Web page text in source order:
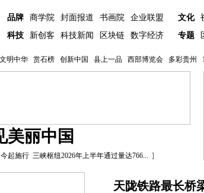
品牌 商学院 封面报道 书画院
企业联盟
科技
新创客 科技新闻 区块链 数字经济
文化
专题
文明中华 赏石榜 创新中国 县上一品 西部博览会 多彩贵州
美丽中国
起施行 三峡枢纽2026年上半年通过量达766... ]
天陇铁路最长桥